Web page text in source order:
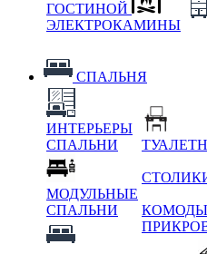
ГОСТИНОЙ
ЭЛЕКТРОКАМИНЫ
СПАЛЬНЯ
ИНТЕРЬЕРЫ
СПАЛЬНИ
МОДУЛЬНЫЕ
СПАЛЬНИ
КОМОДЫ